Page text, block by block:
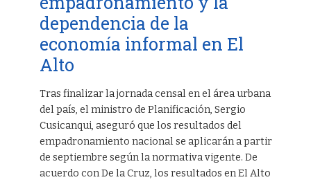
dependencia de la
economía informal en El
Alto
Tras finalizar la jornada censal en el área urbana
del país, el ministro de Planificación, Sergio
Cusicanqui, aseguró que los resultados del
empadronamiento nacional se aplicarán a partir
de septiembre según la normativa vigente. De
acuerdo con De la Cruz, los resultados en El Alto